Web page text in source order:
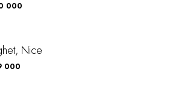
000
Nice
000